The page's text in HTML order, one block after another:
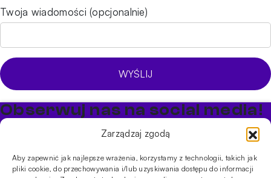
Zarządzaj zgodą
Aby zapewnić jak najlepsze wrażenia, korzystamy z technologii, takich jak
pliki cookie, do przechowywania i/lub uzyskiwania dostępu do informacji
Twoja wiadomości (opcjonalnie)
Obserwuj nas na social media!
Bądź na bieżąco z promocjami i nowościami w sklepie